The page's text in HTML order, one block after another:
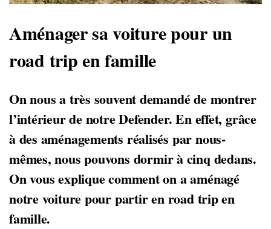
Aménager sa voiture pour un
road trip en famille
On nous a très souvent demandé de montrer
l’intérieur de notre Defender. En effet, grâce
à des aménagements réalisés par nous-
mêmes, nous pouvons dormir à cinq dedans.
On vous explique comment on a aménagé
notre voiture pour partir en road trip en
famille.